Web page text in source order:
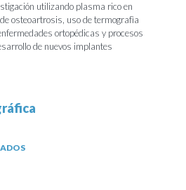
utilizando plasma rico en
osteoartrosis, uso de termografìa
ortopédicas y procesos
de nuevos implantes